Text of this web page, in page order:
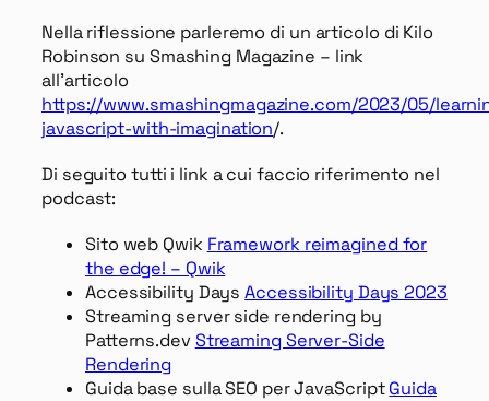
Nella riflessione parleremo di un articolo di Kilo
Robinson su Smashing Magazine – link
all’articolo
https://www.smashingmagazine.com/2023/05/
javascript-with-imagination/.
Di seguito tutti i link a cui faccio riferimento nel
podcast:
Sito web Qwik Framework reimagined for
the edge! – Qwik
Accessibility DaysAccessibility Days 2023
Streaming server side rendering by
Patterns.dev Streaming Server-Side
Rendering
Guida base sulla SEO per JavaScriptGuida